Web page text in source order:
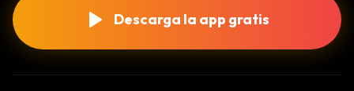
Descarga la app gratis